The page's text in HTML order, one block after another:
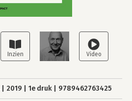
2019 1e druk 9789462763425